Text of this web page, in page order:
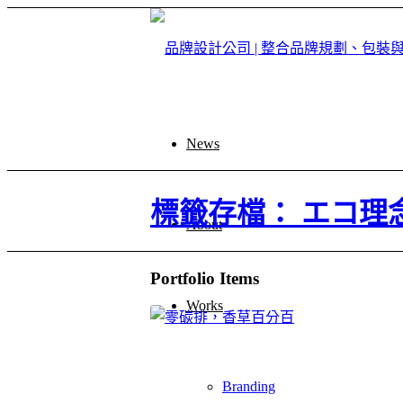
News
About
Works
Branding
標籤存檔： エコ理
Portfolio Items